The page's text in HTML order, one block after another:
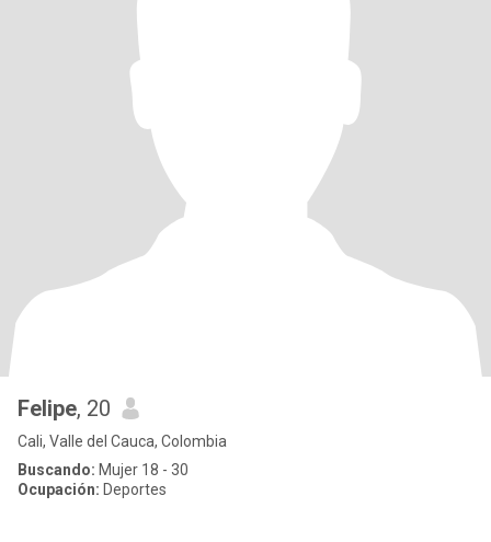
Felipe, 20
Cali, Valle del Cauca, Colombia
Buscando: Mujer 18 - 30
Ocupación: Deportes